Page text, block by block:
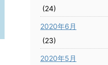
(24)
2020年6月
(23)
2020年5月